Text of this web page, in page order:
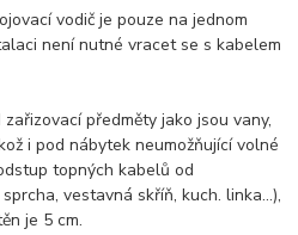
vodič je pouze na jednom
není nutné vracet se s kabelem
předměty jako jsou vany,
i pod nábytek neumožňující volné
topných kabelů od
vestavná skříň, kuch. linka...),
je 5 cm.